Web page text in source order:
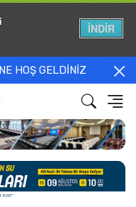
HOŞ GELDİNİZ
İNDİR